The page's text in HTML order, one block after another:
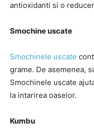
antioxidanti si o
Smochine uscate
Smochinele uscate
grame. De asemenea,
Smochinele uscate
la intarirea oaselor.
Kumbu